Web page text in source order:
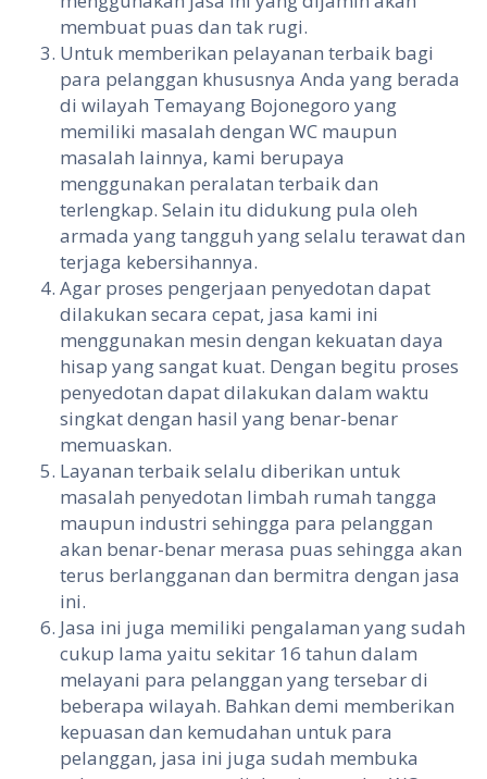
membuat puas dan tak rugi.
Untuk memberikan pelayanan terbaik bagi
para pelanggan khususnya Anda yang berada
di wilayah Temayang Bojonegoro yang
memiliki masalah dengan WC maupun
masalah lainnya, kami berupaya
menggunakan peralatan terbaik dan
terlengkap. Selain itu didukung pula oleh
armada yang tangguh yang selalu terawat dan
terjaga kebersihannya.
Agar proses pengerjaan penyedotan dapat
dilakukan secara cepat, jasa kami ini
menggunakan mesin dengan kekuatan daya
hisap yang sangat kuat. Dengan begitu proses
penyedotan dapat dilakukan dalam waktu
singkat dengan hasil yang benar-benar
memuaskan.
Layanan terbaik selalu diberikan untuk
masalah penyedotan limbah rumah tangga
maupun industri sehingga para pelanggan
akan benar-benar merasa puas sehingga akan
terus berlangganan dan bermitra dengan jasa
ini.
Jasa ini juga memiliki pengalaman yang sudah
cukup lama yaitu sekitar 16 tahun dalam
melayani para pelanggan yang tersebar di
beberapa wilayah. Bahkan demi memberikan
kepuasan dan kemudahan untuk para
pelanggan, jasa ini juga sudah membuka